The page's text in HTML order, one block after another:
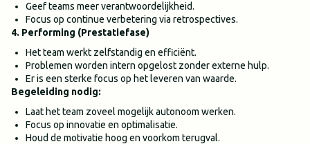
Geef teams meer verantwoordelijkheid.
Focus op continue verbetering via retrospectives.
4. Performing (Prestatiefase)
Het team werkt zelfstandig en efficiënt.
Problemen worden intern opgelost zonder externe hulp.
Er is een sterke focus op het leveren van waarde.
Begeleiding nodig:
Laat het team zoveel mogelijk autonoom werken.
Focus op innovatie en optimalisatie.
Houd de motivatie hoog en voorkom terugval.